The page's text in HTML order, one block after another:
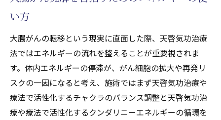
い方
大腸がんの転移という現実に直面した際、天啓気功治療
法ではエネルギーの流れを整えることが重要視されま
す。体内エネルギーの停滞が、がん細胞の拡大や再発リ
スクの一因になると考え、施術ではまず天啓気功治療や
療法で活性化するチャクラのバランス調整と天啓気功治
療や療法で活性化するクンダリニーエネルギーの循環を